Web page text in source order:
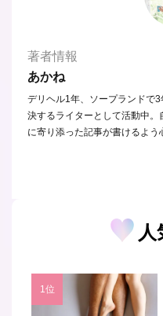
著者情報
あかね
デリヘル1年、ソープランドで
決するライターとして活動中。
に寄り添った記事が書けるよう
人